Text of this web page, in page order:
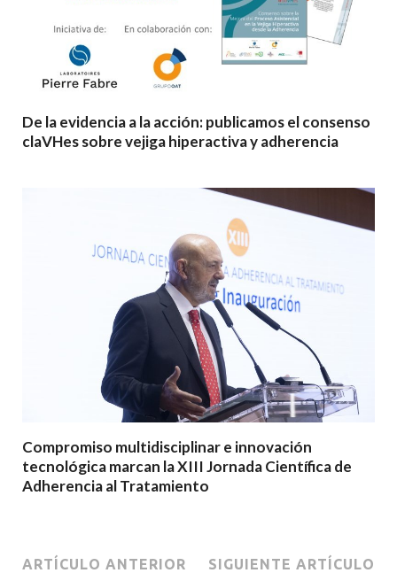
De la evidencia a la acción: publicamos el consenso
claVHes sobre vejiga hiperactiva y adherencia
Compromiso multidisciplinar e innovación
tecnológica marcan la XIII Jornada Científica de
Adherencia al Tratamiento
ARTÍCULO ANTERIOR SIGUIENTE ARTÍCULO